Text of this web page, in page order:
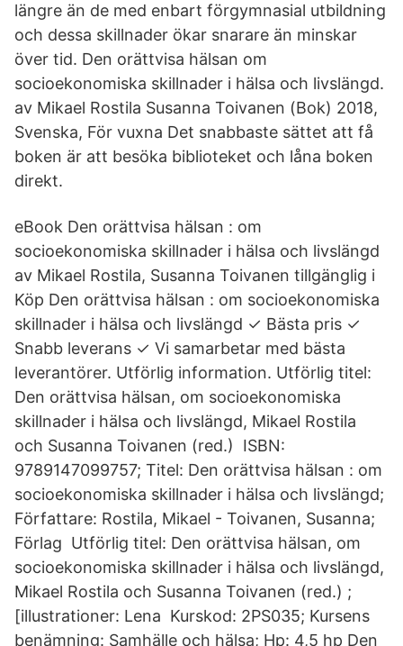
längre än de med enbart förgymnasial utbildning
och dessa skillnader ökar snarare än minskar
över tid. Den orättvisa hälsan om
socioekonomiska skillnader i hälsa och livslängd.
av Mikael Rostila Susanna Toivanen (Bok) 2018,
Svenska, För vuxna Det snabbaste sättet att få
boken är att besöka biblioteket och låna boken
direkt.
eBook Den orättvisa hälsan : om
socioekonomiska skillnader i hälsa och livslängd
av Mikael Rostila, Susanna Toivanen tillgänglig i
Köp Den orättvisa hälsan : om socioekonomiska
skillnader i hälsa och livslängd ✓ Bästa pris ✓
Snabb leverans ✓ Vi samarbetar med bästa
leverantörer. Utförlig information. Utförlig titel:
Den orättvisa hälsan, om socioekonomiska
skillnader i hälsa och livslängd, Mikael Rostila
och Susanna Toivanen (red.) ISBN:
9789147099757; Titel: Den orättvisa hälsan : om
socioekonomiska skillnader i hälsa och livslängd;
Författare: Rostila, Mikael - Toivanen, Susanna;
Förlag Utförlig titel: Den orättvisa hälsan, om
socioekonomiska skillnader i hälsa och livslängd,
Mikael Rostila och Susanna Toivanen (red.) ;
[illustrationer: Lena Kurskod: 2PS035; Kursens
benämning: Samhälle och hälsa; Hp: 4,5 hp Den